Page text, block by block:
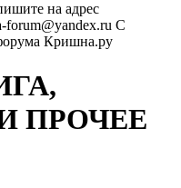
на адрес
forum@yandex.ru С
Кришна.ру
ПРОЧЕЕ